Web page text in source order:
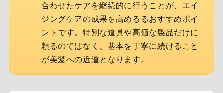
合わせたケアを継続的に行うことが、エイ
ジングケアの成果を高めるるおすすめポイ
ントです。特別な道具や高価な製品だけに
頼るのではなく、基本を丁寧に続けること
が美髪への近道となります。